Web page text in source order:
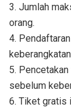
3. Jumlah
orang.
4.
5.
sebelum
6. Tiket gratis